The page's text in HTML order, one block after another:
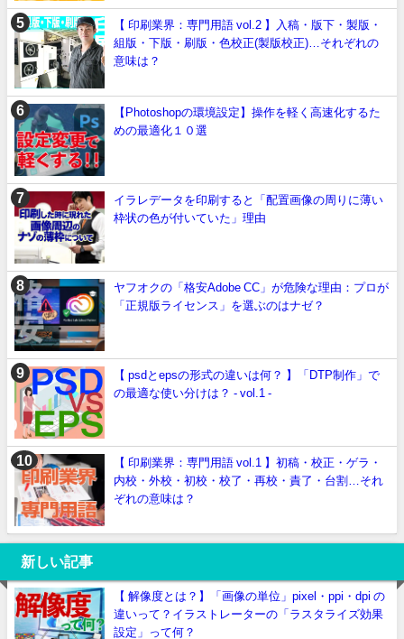
【 印刷業界：専門用語 vol.2 】入稿・版下・製版・
組版・下版・刷版・色校正(製版校正)…それぞれの
意味は？
【Photoshopの環境設定】操作を軽く高速化するた
めの最適化１０選
イラレデータを印刷すると「配置画像の周りに薄い
枠状の色が付いていた」理由
ヤフオクの「格安Adobe CC」が危険な理由：プロが
「正規版ライセンス」を選ぶのはナゼ？
【 psdとepsの形式の違いは何？ 】「DTP制作」で
の最適な使い分けは？ - vol.1 -
【 印刷業界：専門用語 vol.1 】初稿・校正・ゲラ・
内校・外校・初校・校了・再校・責了・台割…それ
ぞれの意味は？
新しい記事
【 解像度とは？】「画像の単位」pixel・ppi・dpi の
違いって？イラストレーターの「ラスタライズ効果
設定」って何？